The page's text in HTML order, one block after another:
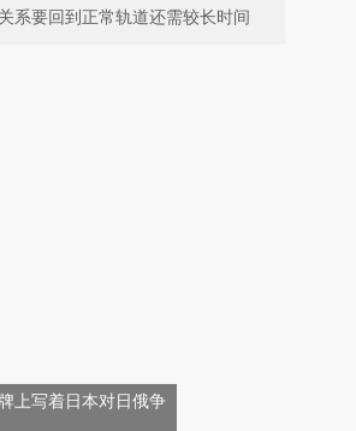
系要回到正常轨道还需较长时间
上写着日本对日俄争